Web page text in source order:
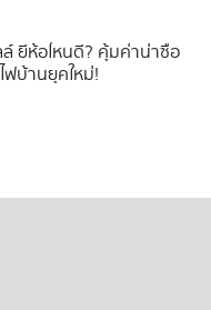
ล์ ยี่ห้อไหนดี? คุ้มค่าน่าซื้อ
ฟบ้านยุคใหม่!